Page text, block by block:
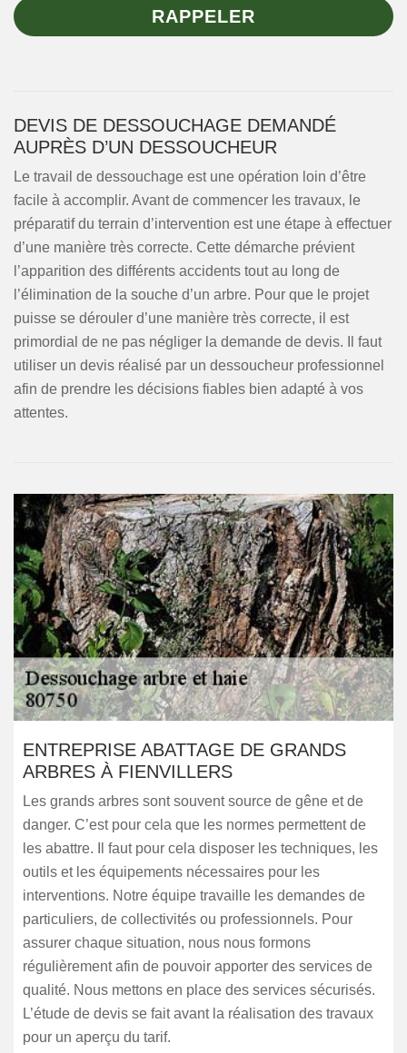
DEVIS DE DESSOUCHAGE DEMANDÉ
AUPRÈS D’UN DESSOUCHEUR
Le travail de dessouchage est une opération loin d’être
facile à accomplir. Avant de commencer les travaux, le
préparatif du terrain d’intervention est une étape à effectuer
d’une manière très correcte. Cette démarche prévient
l’apparition des différents accidents tout au long de
l’élimination de la souche d’un arbre. Pour que le projet
puisse se dérouler d’une manière très correcte, il est
primordial de ne pas négliger la demande de devis. Il faut
utiliser un devis réalisé par un dessoucheur professionnel
afin de prendre les décisions fiables bien adapté à vos
attentes.
ENTREPRISE ABATTAGE DE GRANDS
ARBRES À FIENVILLERS
Les grands arbres sont souvent source de gêne et de
danger. C’est pour cela que les normes permettent de
les abattre. Il faut pour cela disposer les techniques, les
outils et les équipements nécessaires pour les
interventions. Notre équipe travaille les demandes de
particuliers, de collectivités ou professionnels. Pour
assurer chaque situation, nous nous formons
régulièrement afin de pouvoir apporter des services de
qualité. Nous mettons en place des services sécurisés.
L’étude de devis se fait avant la réalisation des travaux
pour un aperçu du tarif.